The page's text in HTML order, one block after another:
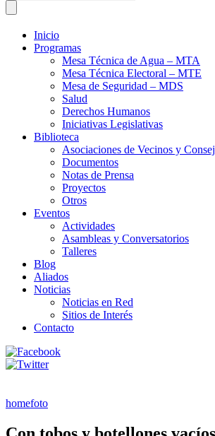
Inicio
Programas
Mesa Técnica de Agua – MTA
Mesa Técnica Electoral – MTE
Mesa de Seguridad – MDS
Salud
Derechos Humanos
Iniciativas Legislativas
Biblioteca
Asociaciones de Vecinos y
Documentos
Notas de Prensa
Proyectos
Otros
Eventos
Actividades
Asambleas y Conversatorios
Talleres
Blog
Aliados
Noticias
Noticias en Red
Sitios de Interés
Contacto
homefoto